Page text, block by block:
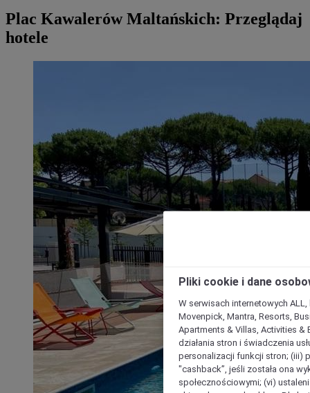
Plac Kawalerów Maltańskich: Przeglądaj
hotele
Pliki cookie i dane
W serwisach internetowych
Movenpick, Mantra, Resorts,
Apartments & Villas, Activities &
działania stron i świadczenia
personalizacji funkcji stron; (iii)
"cashback”, jeśli została ona
społecznościowymi; (vi)